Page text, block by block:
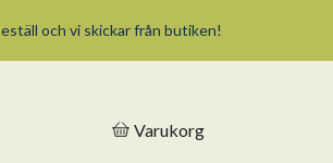
och vi skickar från butiken!
Varukorg